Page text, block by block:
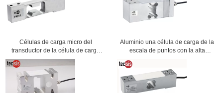
Células de carga micro del
transductor de la célula de carga
de la aleación de aluminio IP65
para las escalas
Aluminio una célula de carga de la
escala de puntos con la alta